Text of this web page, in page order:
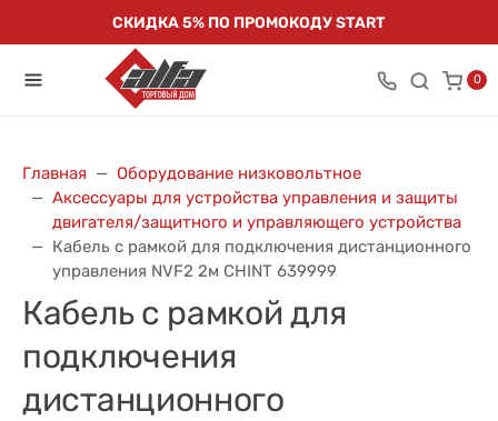
СКИДКА 5% ПО ПРОМОКОДУ START
0
Главная
Оборудование низковольтное
Аксессуары для устройства управления и защиты
двигателя/защитного и управляющего устройства
Кабель с рамкой для подключения дистанционного
управления NVF2 2м CHINT 639999
Кабель с рамкой для
подключения
дистанционного